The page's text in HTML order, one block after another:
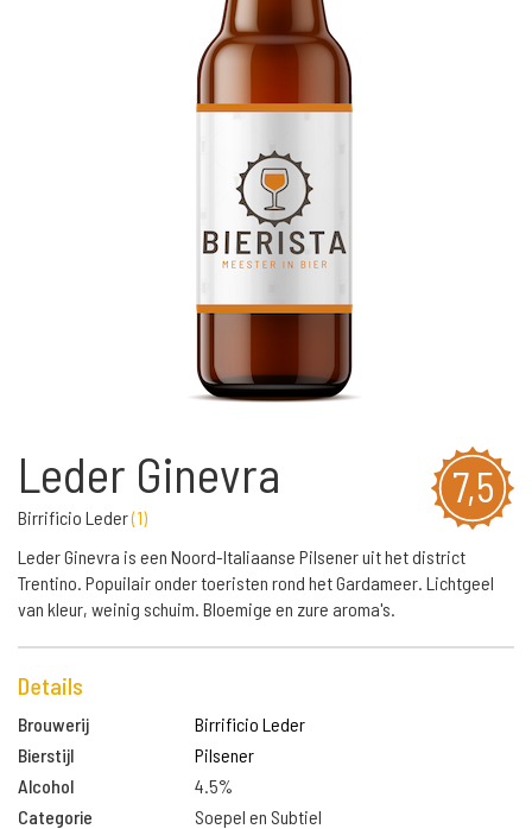
7,5
Leder Ginevra
Birrificio Leder(1)
Leder Ginevra is een Noord-Italiaanse Pilsener uit het district
Trentino. Popuilair onder toeristen rond het Gardameer. Lichtgeel
van kleur, weinig schuim. Bloemige en zure aroma's.
Details
Brouwerij
Birrificio Leder
Bierstijl
Pilsener
Alcohol
4.5%
Categorie
Soepel en Subtiel